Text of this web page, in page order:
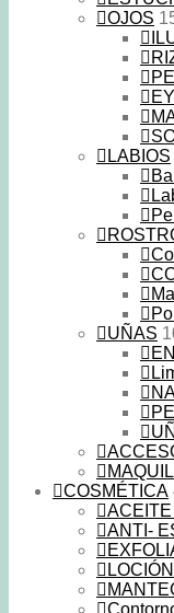
OJOS
LABIOS
UÑAS
COSMÉTICA
ANTI-